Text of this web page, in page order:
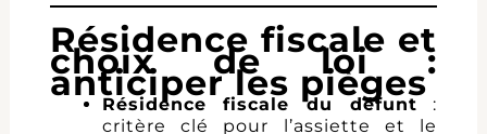
Résidence fiscale et
choix de loi :
anticiper les pièges
Résidence fiscale du défunt :
critère clé pour l’assiette et le